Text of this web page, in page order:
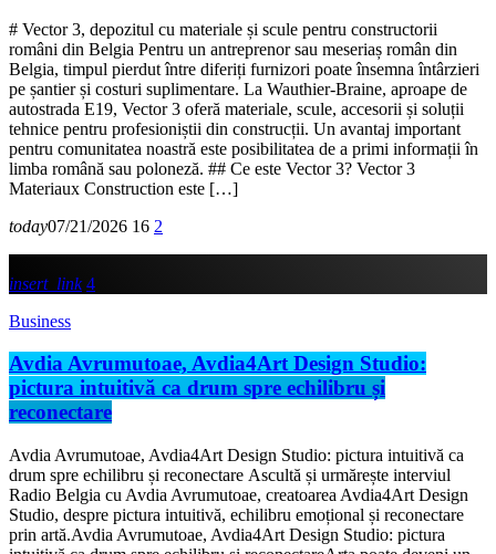
# Vector 3, depozitul cu materiale și scule pentru constructorii
români din Belgia Pentru un antreprenor sau meseriaș român din
Belgia, timpul pierdut între diferiți furnizori poate însemna întârzieri
pe șantier și costuri suplimentare. La Wauthier-Braine, aproape de
autostrada E19, Vector 3 oferă materiale, scule, accesorii și soluții
tehnice pentru profesioniștii din construcții. Un avantaj important
pentru comunitatea noastră este posibilitatea de a primi informații în
limba română sau poloneză. ## Ce este Vector 3? Vector 3
Materiaux Construction este […]
today07/21/2026 16 2
insert_link 4
Business
Avdia Avrumutoae, Avdia4Art Design Studio:
pictura intuitivă ca drum spre echilibru și
reconectare
Avdia Avrumutoae, Avdia4Art Design Studio: pictura intuitivă ca
drum spre echilibru și reconectare Ascultă și urmărește interviul
Radio Belgia cu Avdia Avrumutoae, creatoarea Avdia4Art Design
Studio, despre pictura intuitivă, echilibru emoțional și reconectare
prin artă.Avdia Avrumutoae, Avdia4Art Design Studio: pictura